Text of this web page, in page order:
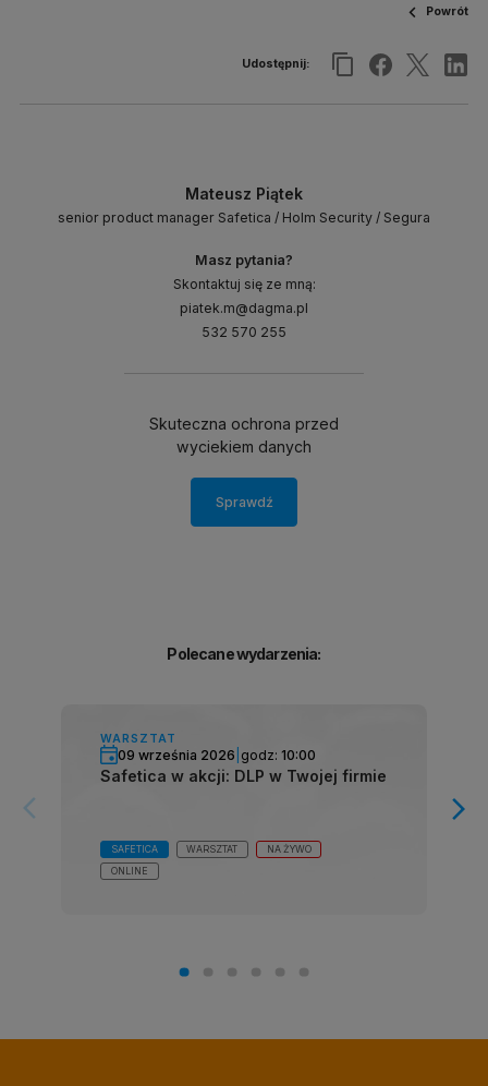
Powrót
Udostępnij:
Mateusz Piątek
senior product manager Safetica / Holm Security / Segura
Masz pytania?
Skontaktuj się ze mną:
piatek.m@dagma.pl
532 570 255
Skuteczna ochrona przed
wyciekiem danych
Sprawdź
Polecane wydarzenia:
arrow_forward_ios
WARSZTAT
09 września 2026 godz: 10:00
Safetica w akcji: DLP w Twojej firmie
SAFETICA WARSZTAT
NA ŻYWO
ONLINE
arrow_forward_ios